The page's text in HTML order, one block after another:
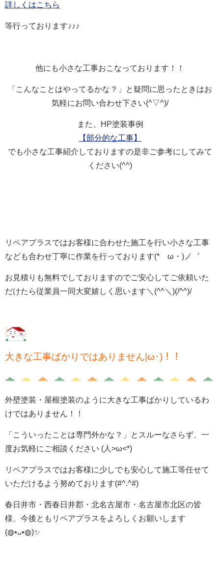
詳しくはこちら
等行っております♪♪♪
他にも小さな工事おこなっております！！
「こんなことはやってるかな？」と疑問に思ったときはお
気軽にお問い合わせ下さい(^▽^)/
また、HP塗装事例
【部分的な工事】
でも小さな工事紹介しておりますの是非ご参考にしてみて
ください(^^)
リペアプラスではお客様に合わせた施工を行い小さな工事
なども合わせ丁寧に作業を行っております(*ゝω・)ノ゛
お見積りも無料でしておりますのでご安心してご依頼いた
だけたら従業員一同大変嬉しく思います＼(^^＼)(/^^)/
大きな工事ばかりではありません|ω･)！！
外壁塗装・屋根塗装のように大きな工事ばかりしているわ
けではありません！！
「こういったことは専門外かな？」とスルーなさらず、一
度お気軽にご相談ください (人>ω<*)
リペアプラスではお客様に少しでも安心して施工等任せて
いただけるよう努めております(#^.^#)
春日井市・西春日井郡・北名古屋市・名古屋市北区の皆
様、今後ともリペアプラスをよろしくお願いします
(◍•ᴗ•◍)✨